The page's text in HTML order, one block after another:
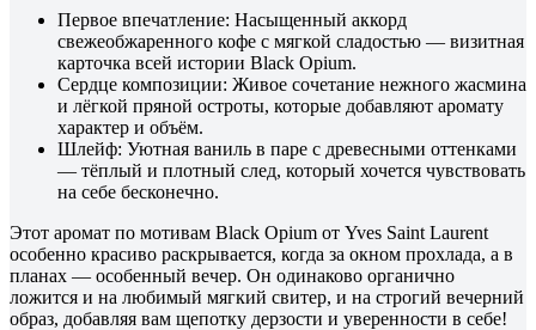
Первое впечатление: Насыщенный аккорд
свежеобжаренного кофе с мягкой сладостью — визитная
карточка всей истории Black Opium.
Сердце композиции: Живое сочетание нежного жасмина
и лёгкой пряной остроты, которые добавляют аромату
характер и объём.
Шлейф: Уютная ваниль в паре с древесными оттенками
— тёплый и плотный след, который хочется чувствовать
на себе бесконечно.
Этот аромат по мотивам Black Opium от Yves Saint Laurent
особенно красиво раскрывается, когда за окном прохлада, а в
планах — особенный вечер. Он одинаково органично
ложится и на любимый мягкий свитер, и на строгий вечерний
образ, добавляя вам щепотку дерзости и уверенности в себе!